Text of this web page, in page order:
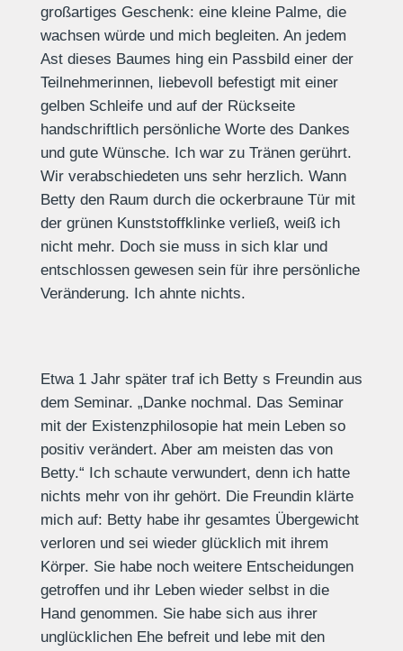
großartiges Geschenk: eine kleine Palme, die
wachsen würde und mich begleiten. An jedem
Ast dieses Baumes hing ein Passbild einer der
Teilnehmerinnen, liebevoll befestigt mit einer
gelben Schleife und auf der Rückseite
handschriftlich persönliche Worte des Dankes
und gute Wünsche. Ich war zu Tränen gerührt.
Wir verabschiedeten uns sehr herzlich. Wann
Betty den Raum durch die ockerbraune Tür mit
der grünen Kunststoffklinke verließ, weiß ich
nicht mehr. Doch sie muss in sich klar und
entschlossen gewesen sein für ihre persönliche
Veränderung. Ich ahnte nichts.
Etwa 1 Jahr später traf ich Betty s Freundin aus
dem Seminar. „Danke nochmal. Das Seminar
mit der Existenzphilosopie hat mein Leben so
positiv verändert. Aber am meisten das von
Betty.“ Ich schaute verwundert, denn ich hatte
nichts mehr von ihr gehört. Die Freundin klärte
mich auf: Betty habe ihr gesamtes Übergewicht
verloren und sei wieder glücklich mit ihrem
Körper. Sie habe noch weitere Entscheidungen
getroffen und ihr Leben wieder selbst in die
Hand genommen. Sie habe sich aus ihrer
unglücklichen Ehe befreit und lebe mit den